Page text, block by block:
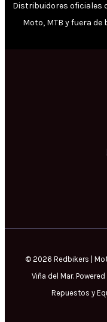
Distribuidores oficiales
Moto, MTB y fuera de
© 2026 Redbikers |
Viña del Mar.
Repuestos y